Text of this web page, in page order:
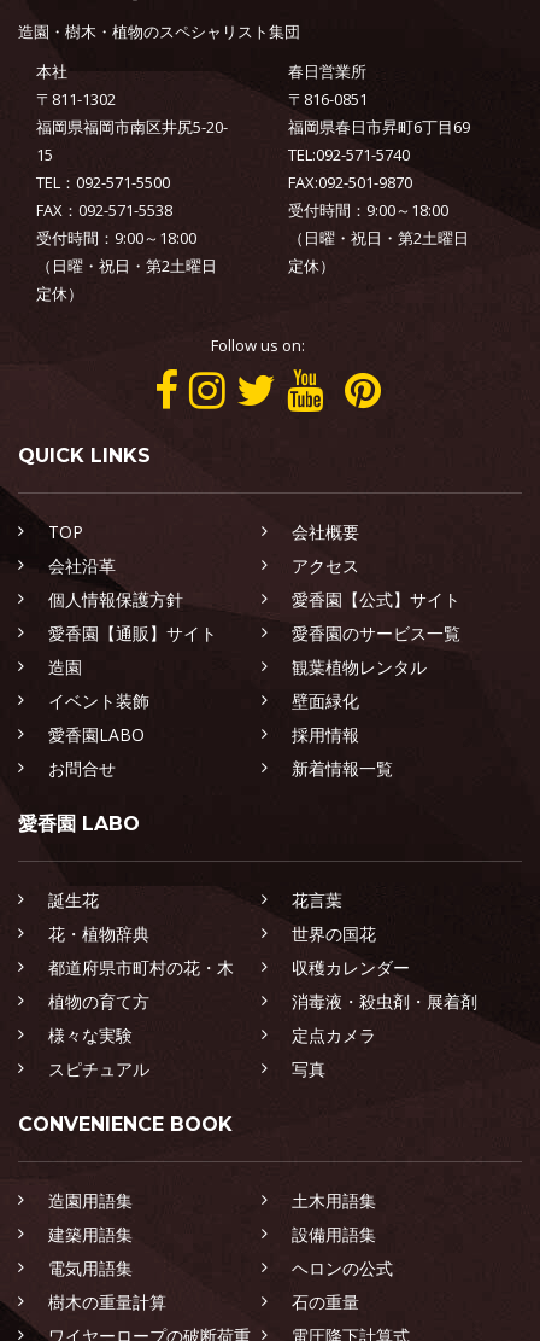
造園・樹木・植物のスペシャリスト集団
本社
〒811-1302
福岡県福岡市南区井尻5-20-
15
TEL：092-571-5500
FAX：092-571-5538
受付時間：9:00～18:00
（日曜・祝日・第2土曜日
定休）
春日営業所
〒816-0851
福岡県春日市昇町6丁目69
TEL:092-571-5740
FAX:092-501-9870
受付時間：9:00～18:00
（日曜・祝日・第2土曜日
定休）
Follow us on:
QUICK LINKS
TOP
会社概要
会社沿革
アクセス
個人情報保護方針
愛香園【公式】サイト
愛香園【通販】サイト
愛香園のサービス一覧
造園
観葉植物レンタル
イベント装飾
壁面緑化
愛香園LABO
採用情報
お問合せ
新着情報一覧
愛香園 LABO
誕生花
花言葉
花・植物辞典
世界の国花
都道府県市町村の花・木
収穫カレンダー
植物の育て方
消毒液・殺虫剤・展着剤
様々な実験
定点カメラ
スピチュアル
写真
CONVENIENCE BOOK
造園用語集
土木用語集
建築用語集
設備用語集
電気用語集
ヘロンの公式
樹木の重量計算
石の重量
ワイヤーロープの破断荷重
電圧降下計算式